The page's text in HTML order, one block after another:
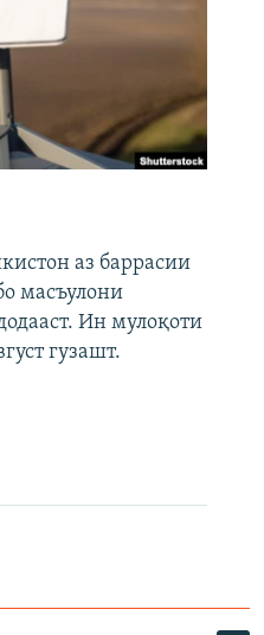
аз баррасии
масъулони
Ин мулоқоти
гузашт.